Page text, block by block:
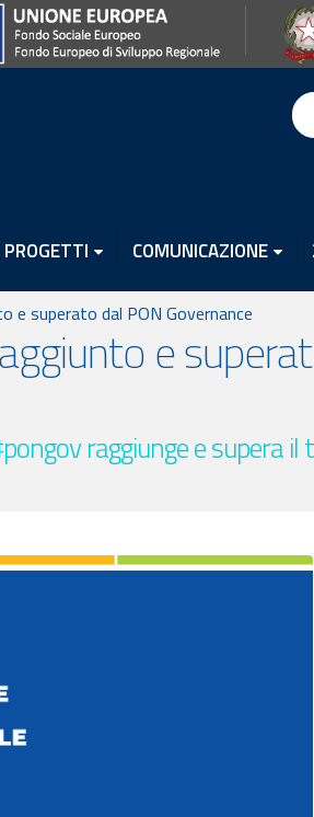
PROGETTI COMUNICAZIONE
superato dal PON Governance
e
raggiunge e supera